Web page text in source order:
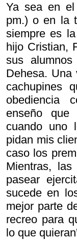
Ya sea en
pm.) o en la
siempre es
hijo Cristian,
sus
Dehesa. Una
cachupines
obediencia
enseño
cuando uno
pidan mis
caso los
Mientras,
pasear
sucede en
mejor parte
recreo para
lo que